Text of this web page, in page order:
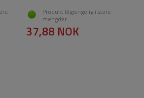
Produkt tilgjengelig i store
mengder
37,88 NOK